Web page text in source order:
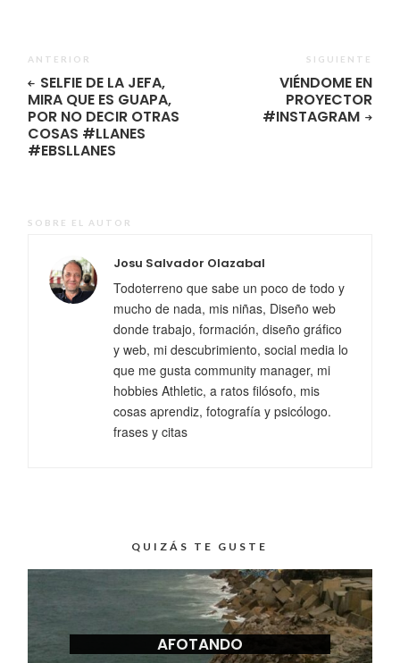
ANTERIOR
SELFIE DE LA JEFA,
MIRA QUE ES GUAPA,
POR NO DECIR OTRAS
COSAS #LLANES
#EBSLLANES
SIGUIENTE
VIÉNDOME EN
PROYECTOR
#INSTAGRAM
SOBRE EL AUTOR
Josu Salvador Olazabal
Todoterreno que sabe un poco de todo y
mucho de nada, mis niñas, Diseño web
donde trabajo, formación, diseño gráfico
y web, mi descubrimiento, social media lo
que me gusta community manager, mi
hobbies Athletic, a ratos filósofo, mis
cosas aprendiz, fotografía y psicólogo.
frases y citas
QUIZÁS TE GUSTE
AFOTANDO